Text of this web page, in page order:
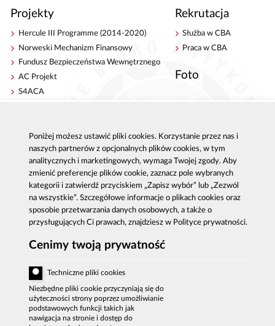
Projekty
Hercule III Programme (2014-2020)
Norweski Mechanizm Finansowy
Fundusz Bezpieczeństwa Wewnętrznego
AC Projekt
S4ACA
Rekrutacja
Służba w CBA
Praca w CBA
Foto
Publikacje
Strategie antykorupcyjne
Platforma e-learningowa
Centrala CBA w Warszawie
Delegatury CBA
Zgłoś korupcję
Dla mediów
Sygnaliści - zgłoszenia zewnętrzne
Zgłoszenie korupcji: 800 808 808, email:
sygnal@
fax: 22 437 2297, tel.: 22 437 2222, email:
bip@cba.gov.pl
DEKLARACJA DOSTĘPNOŚCI
Poniżej możesz ustawić pliki cookies. Korzystanie przez nas i
naszych partnerów z opcjonalnych plików cookies, w tym
analitycznych i marketingowych, wymaga Twojej zgody. Aby
zmienić preferencje plików cookie, zaznacz pole wybranych
kategorii i zatwierdź przyciskiem „Zapisz wybór” lub „Zezwól
na wszystkie”. Szczegółowe informacje o plikach cookies oraz
sposobie przetwarzania danych osobowych, a także o
przysługujących Ci prawach, znajdziesz w Polityce prywatności.
Cenimy twoją prywatność
Techniczne pliki cookies
Niezbędne pliki cookie przyczyniają się do
użyteczności strony poprzez umożliwianie
podstawowych funkcji takich jak
nawigacja na stronie i dostęp do